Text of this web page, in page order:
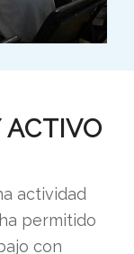
actividad
permitido
con